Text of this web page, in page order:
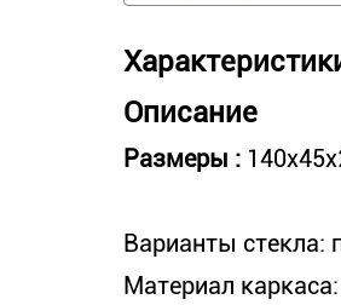
Описание
Размеры :
Варианты стекла:
Материал